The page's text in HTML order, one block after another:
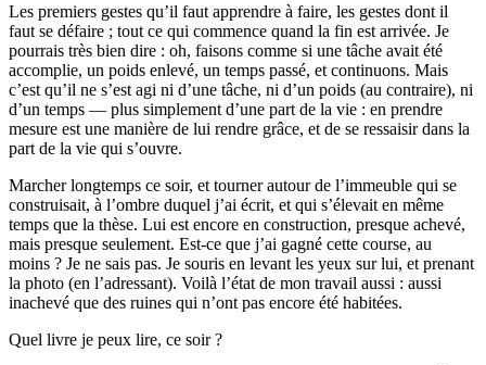
Les premiers gestes qu’il faut apprendre à faire, les gestes dont il
faut se défaire ; tout ce qui commence quand la fin est arrivée. Je
pourrais très bien dire : oh, faisons comme si une tâche avait été
accomplie, un poids enlevé, un temps passé, et continuons. Mais
c’est qu’il ne s’est agi ni d’une tâche, ni d’un poids (au contraire), ni
d’un temps — plus simplement d’une part de la vie : en prendre
mesure est une manière de lui rendre grâce, et de se ressaisir dans la
part de la vie qui s’ouvre.
Marcher longtemps ce soir, et tourner autour de l’immeuble qui se
construisait, à l’ombre duquel j’ai écrit, et qui s’élevait en même
temps que la thèse. Lui est encore en construction, presque achevé,
mais presque seulement. Est-ce que j’ai gagné cette course, au
moins ? Je ne sais pas. Je souris en levant les yeux sur lui, et prenant
la photo (en l’adressant). Voilà l’état de mon travail aussi : aussi
inachevé que des ruines qui n’ont pas encore été habitées.
Quel livre je peux lire, ce soir ?